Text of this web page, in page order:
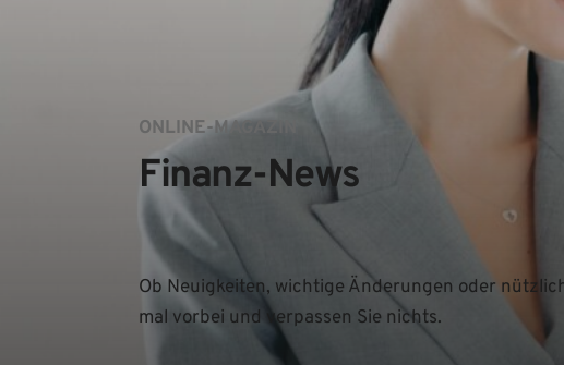
ONLINE-MAGAZIN
Finanz-News
Ob Neuigkeiten, wichtige Änderungen oder
mal vorbei und verpassen Sie nichts.